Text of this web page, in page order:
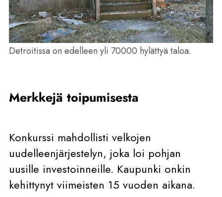
Detroitissa on edelleen yli 70000 hylättyä taloa.
Merkkejä toipumisesta
Konkurssi mahdollisti velkojen
uudelleenjärjestelyn, joka loi pohjan
uusille investoinneille. Kaupunki onkin
kehittynyt viimeisten 15 vuoden aikana.